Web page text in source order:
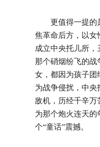
更值得一提的
焦革命后方， 以女
成立中央托儿所
那个硝烟纷飞的战
女，都因为孩子团
为战争侵扰，中
敌机，历经千辛万
为那个炮火连天
个“童话”震撼。